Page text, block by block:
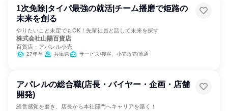
1次免除|タイパ最強の就活|チーム播磨で姫路の
未来を創る
やりたいこと未定でもOK！先輩社員と話して未来を探す
株式会社山陽百貨店
百貨店・アパレル小売
27年卒 兵庫県 サービス/接客、小売販売/流通
アパレルの総合職(店長・バイヤー・企画・店舗
開発)
経営感覚を磨き、店長から本社部門へキャリアを築く！